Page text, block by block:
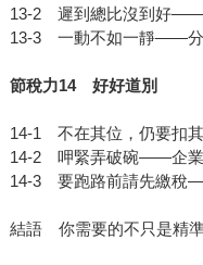
13-2 遲到總比沒到好——
13-3 一動不如一靜——分
節稅力14 好好道別
14-1 不在其位，仍要扣
14-2 呷緊弄破碗——企業
14-3 要跑路前請先繳稅
結語 你需要的不只是精